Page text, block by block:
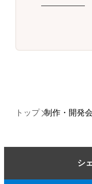
トップ 制作・開発
シ